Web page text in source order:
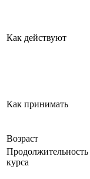
Как действуют
Как принимать
Возраст
Продолжительность
курса